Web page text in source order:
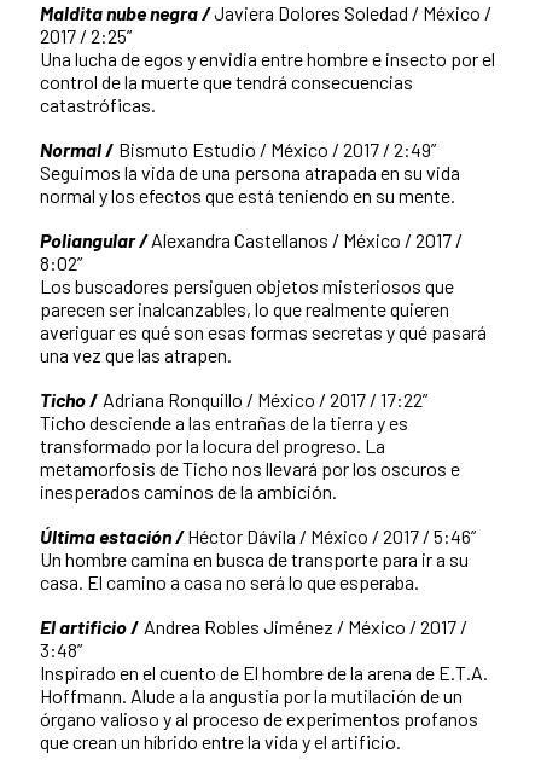
Maldita nube negra /Javiera Dolores Soledad / México /
2017 / 2:25”
Una lucha de egos y envidia entre hombre e insecto por el
control de la muerte que tendrá consecuencias
catastróficas.
Normal/ Bismuto Estudio / México / 2017 / 2:49”
Seguimos la vida de una persona atrapada en su vida
normal y los efectos que está teniendo en su mente.
Poliangular /Alexandra Castellanos / México / 2017 /
8:02”
Los buscadores persiguen objetos misteriosos que
parecen ser inalcanzables, lo que realmente quieren
averiguar es qué son esas formas secretas y qué pasará
una vez que las atrapen.
Ticho/ Adriana Ronquillo / México / 2017 / 17:22”
Ticho desciende a las entrañas de la tierra y es
transformado por la locura del progreso. La
metamorfosis de Ticho nos llevará por los oscuros e
inesperados caminos de la ambición.
Última estación /Héctor Dávila / México / 2017 / 5:46”
Un hombre camina en busca de transporte para ir a su
casa. El camino a casa no será lo que esperaba.
El artificio/ Andrea Robles Jiménez / México / 2017 /
3:48”
Inspirado en el cuento de El hombre de la arena de E.T.A.
Hoffmann. Alude a la angustia por la mutilación de un
órgano valioso y al proceso de experimentos profanos
que crean un híbrido entre la vida y el artificio.